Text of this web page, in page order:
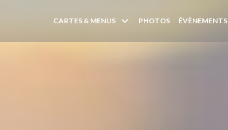
CARTES & MENUS PHOTOS ÉVÈNEMENTS